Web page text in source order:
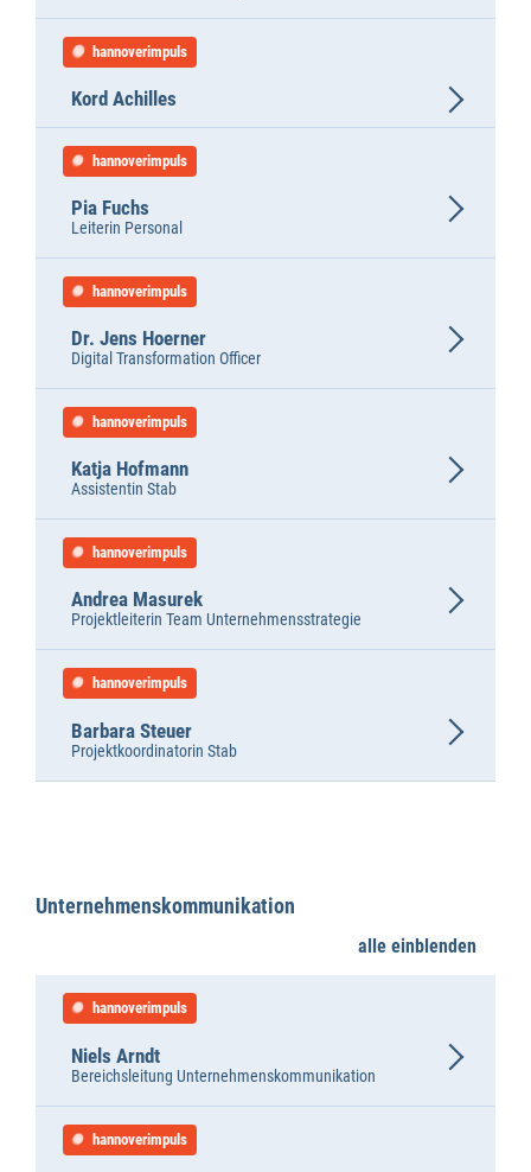
hannoverimpuls
Kord Achilles
hannoverimpuls
Leiterin Personal
Pia Fuchs
hannoverimpuls
Digital Transformation Officer
Dr. Jens Hoerner
hannoverimpuls
Assistentin Stab
Katja Hofmann
hannoverimpuls
Projektleiterin Team Unternehmensstrategie
Andrea Masurek
hannoverimpuls
Projektkoordinatorin Stab
Barbara Steuer
Unternehmenskommunikation
alle einblenden
hannoverimpuls
Bereichsleitung Unternehmenskommunikation
Niels Arndt
hannoverimpuls